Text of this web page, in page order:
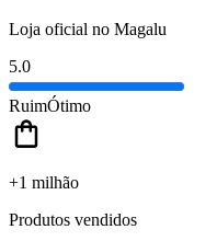
Loja oficial no Magalu
5.0
RuimÓtimo
+1 milhão
Produtos vendidos